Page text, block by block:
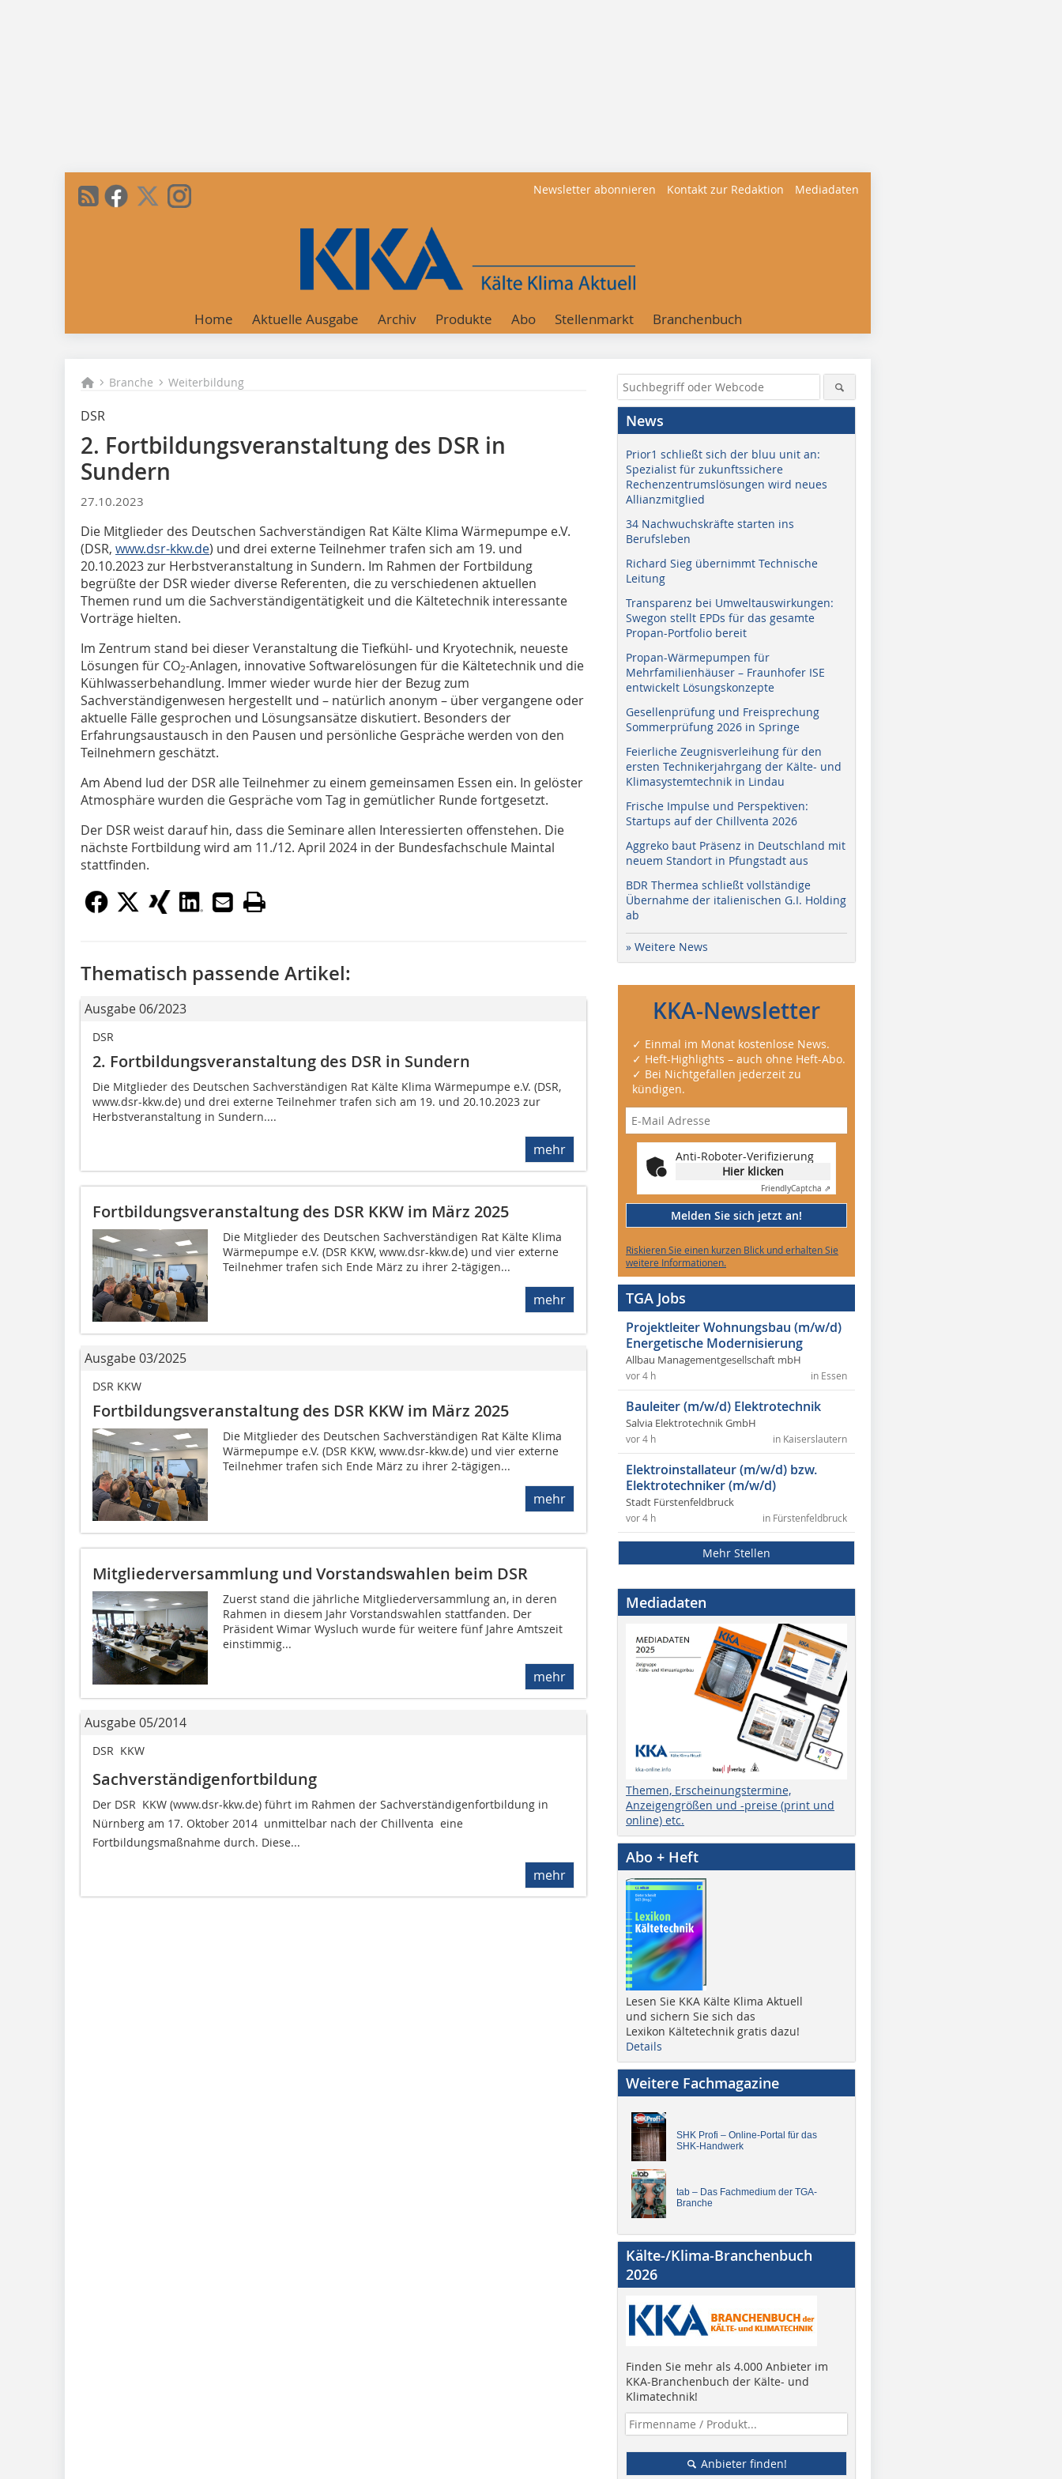
Newsletter abonnieren Kontakt zur Redaktion Mediadaten
Home Aktuelle Ausgabe Archiv Produkte Abo Stellenmarkt Branchenbuch
Branche Weiterbildung
DSR
2. Fortbildungsveranstaltung des DSR in
Sundern
27.10.2023
Die Mitglieder des Deutschen Sachverständigen Rat Kälte Klima Wärmepumpe e.V.
(DSR, www.dsr-kkw.de) und drei externe Teilnehmer trafen sich am 19. und
20.10.2023 zur Herbstveranstaltung in Sundern. Im Rahmen der Fortbildung
begrüßte der DSR wieder diverse Referenten, die zu verschiedenen aktuellen
Themen rund um die Sachverständigentätigkeit und die Kältetechnik interessante
Vorträge hielten.
Im Zentrum stand bei dieser Veranstaltung die Tiefkühl- und Kryotechnik, neueste
Lösungen für CO2-Anlagen, innovative Softwarelösungen für die Kältetechnik und die
Kühlwasserbehandlung. Immer wieder wurde hier der Bezug zum
Sachverständigenwesen hergestellt und – natürlich anonym – über vergangene oder
aktuelle Fälle gesprochen und Lösungsansätze diskutiert. Besonders der
Erfahrungsaustausch in den Pausen und persönliche Gespräche werden von den
Teilnehmern geschätzt.
Am Abend lud der DSR alle Teilnehmer zu einem gemeinsamen Essen ein. In gelöster
Atmosphäre wurden die Gespräche vom Tag in gemütlicher Runde fortgesetzt.
Der DSR weist darauf hin, dass die Seminare allen Interessierten offenstehen. Die
nächste Fortbildung wird am 11./12. April 2024 in der Bundesfachschule Maintal
stattfinden.
Thematisch passende Artikel:
Ausgabe 06/2023
DSR
2. Fortbildungs­veranstaltung des DSR in Sundern
Die Mitglieder des Deutschen Sachverständigen Rat Kälte Klima Wärmepumpe e.V. (DSR,
www.dsr-kkw.de) und drei externe Teilnehmer trafen sich am 19. und 20.10.2023 zur
Herbstveranstaltung in Sundern....
mehr
Fortbildungsveranstaltung des DSR KKW im März 2025
Die Mitglieder des Deutschen Sachverständigen Rat Kälte Klima
Wärmepumpe e.V. (DSR KKW, www.dsr-kkw.de) und vier externe
Teilnehmer trafen sich Ende März zu ihrer 2-tägigen...
mehr
Ausgabe 03/2025
DSR KKW
Fortbildungsveranstaltung des DSR KKW im März 2025
Die Mitglieder des Deutschen Sachverständigen Rat Kälte Klima
Wärmepumpe e.V. (DSR KKW, www.dsr-kkw.de) und vier externe
Teilnehmer trafen sich Ende März zu ihrer 2-tägigen...
mehr
Mitgliederversammlung und Vorstandswahlen beim DSR
Zuerst stand die jährliche Mitgliederversammlung an, in deren
Rahmen in diesem Jahr Vorstandswahlen stattfanden. Der
Präsident Wimar Wysluch wurde für weitere fünf Jahre Amtszeit
einstimmig...
mehr
Ausgabe 05/2014
DSR  KKW
Sachverständigenfortbildung
Der DSR  KKW (www.dsr-kkw.de) führt im Rahmen der Sachverständigenfortbildung in
Nürnberg am 17. Oktober 2014  unmittelbar nach der Chillventa  eine
Fortbildungsmaßnahme durch. Diese...
mehr
News
Prior1 schließt sich der bluu unit an:
Spezialist für zukunftssichere
Rechenzentrumslösungen wird neues
Allianzmitglied
34 Nachwuchskräfte starten ins
Berufsleben
Richard Sieg übernimmt Technische
Leitung
Transparenz bei Umweltauswirkungen:
Swegon stellt EPDs für das gesamte
Propan-Portfolio bereit
Propan-Wärmepumpen für
Mehrfamilienhäuser – Fraunhofer ISE
entwickelt Lösungskonzepte
Gesellenprüfung und Freisprechung
Sommerprüfung 2026 in Springe
Feierliche Zeugnisverleihung für den
ersten Technikerjahrgang der Kälte- und
Klimasystemtechnik in Lindau
Frische Impulse und Perspektiven:
Startups auf der Chillventa 2026
Aggreko baut Präsenz in Deutschland mit
neuem Standort in Pfungstadt aus
BDR Thermea schließt vollständige
Übernahme der italienischen G.I. Holding
ab
» Weitere News
KKA-Newsletter
✓ Einmal im Monat kostenlose News.
✓ Heft-Highlights – auch ohne Heft-Abo.
✓ Bei Nichtgefallen jederzeit zu
kündigen.
Anti-Roboter-Verifizierung
Hier klicken
FriendlyCaptcha ⇗
Melden Sie sich jetzt an!
Riskieren Sie einen kurzen Blick und erhalten Sie
weitere Informationen.
TGA Jobs
Projektleiter Wohnungsbau (m/w/d)
Energetische Modernisierung
Allbau Managementgesellschaft mbH
in Essen
vor 4 h
Bauleiter (m/w/d) Elektrotechnik
Salvia Elektrotechnik GmbH
in Kaiserslautern
vor 4 h
Elektroinstallateur (m/w/d) bzw.
Elektrotechniker (m/w/d)
Stadt Fürstenfeldbruck
in Fürstenfeldbruck
vor 4 h
Mehr Stellen
Mediadaten
Themen, Erscheinungstermine,
Anzeigengrößen und -preise (print und
online) etc.
Abo + Heft
Lesen Sie KKA Kälte Klima Aktuell
und sichern Sie sich das
Lexikon Kältetechnik gratis dazu!
Details
Weitere Fachmagazine
SHK Profi – Online-Portal für das
SHK-Handwerk
tab – Das Fachmedium der TGA-
Branche
Kälte-/Klima-Branchenbuch
2026
Finden Sie mehr als 4.000 Anbieter im
KKA-Branchenbuch der Kälte- und
Klimatechnik!
Anbieter finden!